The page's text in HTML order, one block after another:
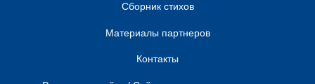
Сборник стихов
Материалы партнеров
Контакты